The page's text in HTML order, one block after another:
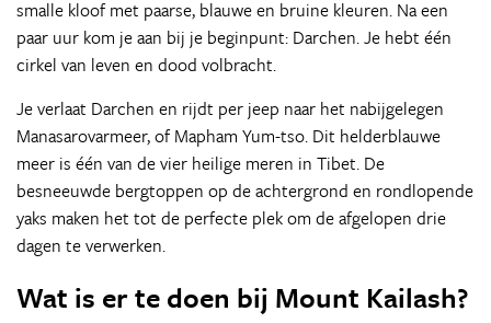
smalle kloof met paarse, blauwe en bruine kleuren. Na een
paar uur kom je aan bij je beginpunt: Darchen. Je hebt één
cirkel van leven en dood volbracht.
Je verlaat Darchen en rijdt per jeep naar het nabijgelegen
Manasarovarmeer, of Mapham Yum-tso. Dit helderblauwe
meer is één van de vier heilige meren in Tibet. De
besneeuwde bergtoppen op de achtergrond en rondlopende
yaks maken het tot de perfecte plek om de afgelopen drie
dagen te verwerken.
Wat is er te doen bij Mount Kailash?